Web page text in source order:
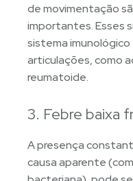
de movimentação
importantes. Esses
sistema
articulações, como
reumatoide.
3. Febre baixa
A presença
causa aparente